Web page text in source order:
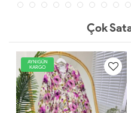
Çok
AYNIGÜN
KARGO